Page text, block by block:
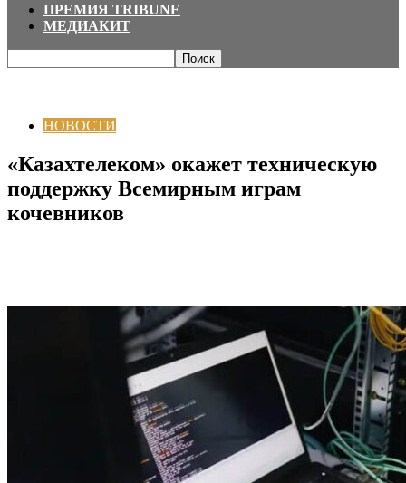
ПРЕМИЯ TRIBUNE
МЕДИАКИТ
НОВОСТИ
«Казахтелеком» окажет техническую
поддержку Всемирным играм
кочевников